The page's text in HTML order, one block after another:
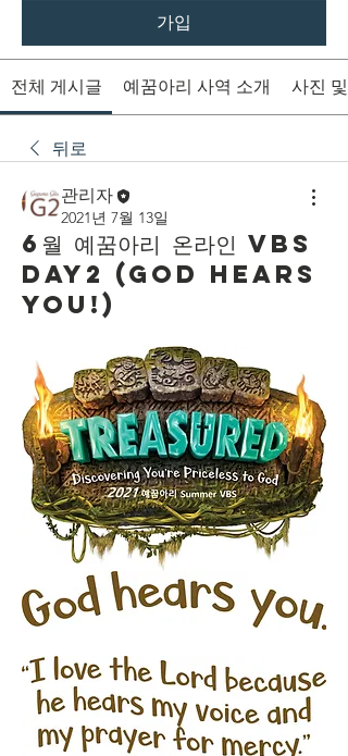
가입
전체 게시글 예꿈아리 사역 소개 사진 및
뒤로
관리자
2021년 7월 13일
6월 예꿈아리 온라인 VBS
Day2 (God Hears
You!)